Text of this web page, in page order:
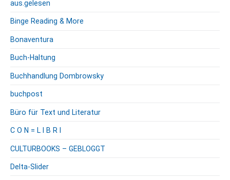
aus.gelesen
Binge Reading & More
Bonaventura
Buch-Haltung
Buchhandlung Dombrowsky
buchpost
Büro für Text und Literatur
C O N = L I B R I
CULTURBOOKS – GEBLOGGT
Delta-Slider